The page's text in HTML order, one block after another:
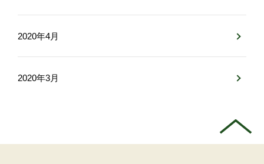
2020年4月
2020年3月